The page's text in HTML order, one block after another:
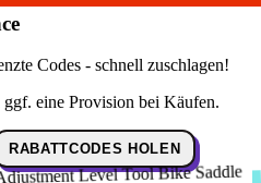
Codes - schnell zuschlagen!
eine Provision bei Käufen.
RABATTCODES HOLEN